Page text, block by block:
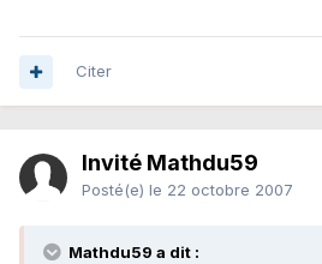
Citer
Invité Mathdu59
Posté(e) le 22 octobre 2007
Mathdu59 a dit :